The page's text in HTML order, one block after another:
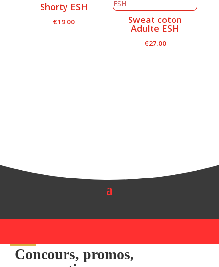
Shorty ESH
€19.00 Sweat coton
Adulte ESH
€27.00
Concours, promos,